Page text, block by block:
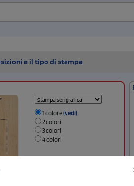
e il tipo di stampa
1 colore(vedi)
2 colori
3 colori
4 colori